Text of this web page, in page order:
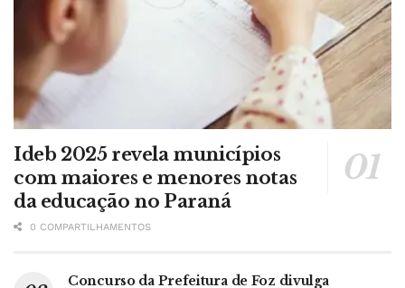
Ideb 2025 revela municípios
com maiores e menores notas
da educação no Paraná
0 COMPARTILHAMENTOS
Concurso da Prefeitura de Foz divulga